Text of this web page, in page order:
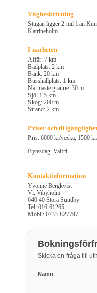
Vägbeskrivning
Stugan ligger 2 mil från
Katrineholm.
I närheten
Affär: 7 km
Badplats: 2 km
Bank: 20 km
Busshållplats: 1 km
Närmaste granne: 30 m
Sjö: 1,5 km
Skog: 200 m
Strand: 2 km
Priser och
Pris: 6000 kr/vecka, 1500
Bytesdag: Valfri
Kontaktinformation
Yvonne Bergkvist
Vi, Vibyholm
640 40 Stora Sundby
Tel: 016-61265
Mobil: 0733-827797
Skicka en fråga till
Namn